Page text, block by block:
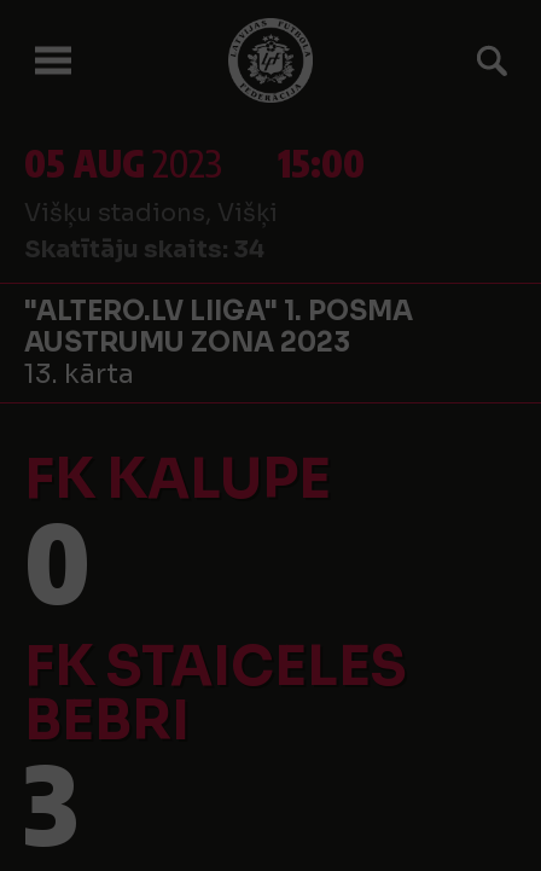
05 AUG2023 15:00
Višķu stadions, Višķi
Skatītāju skaits: 34
"ALTERO.LV LIIGA" 1. POSMA
AUSTRUMU ZONA 2023
13. kārta
FK KALUPE
0
FK STAICELES
BEBRI
3